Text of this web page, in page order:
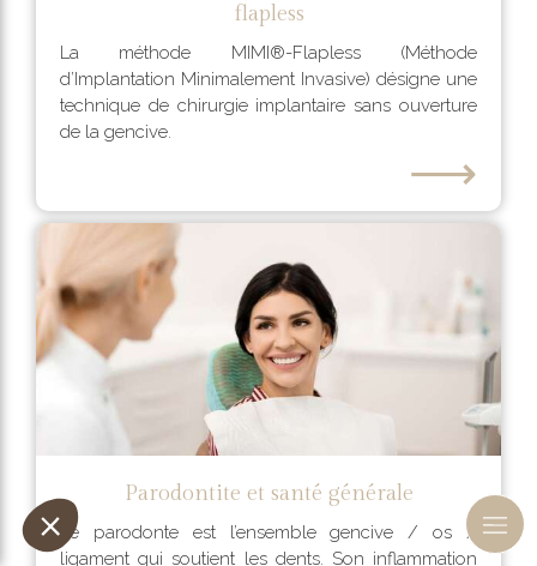
flapless
La méthode MIMI®-Flapless (Méthode
d’Implantation Minimalement Invasive) désigne une
technique de chirurgie implantaire sans ouverture
de la gencive.
⟶
Parodontite et santé générale
Le parodonte est l’ensemble gencive / os /
ligament qui soutient les dents. Son inflammation